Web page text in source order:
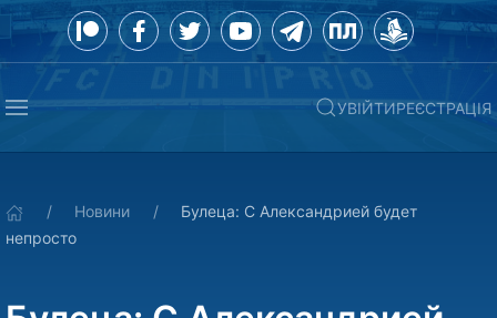
УВІЙТИРЕЄСТРАЦІЯ
Новини
Булеца: С Александрией будет
непросто